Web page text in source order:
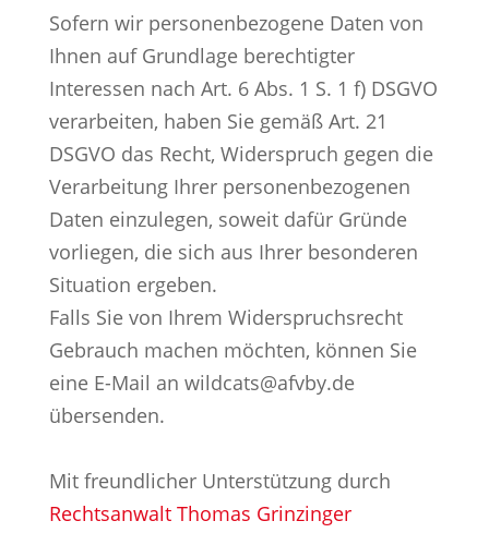
Sofern wir personenbezogene Daten von
Ihnen auf Grundlage berechtigter
Interessen nach Art. 6 Abs. 1 S. 1 f) DSGVO
verarbeiten, haben Sie gemäß Art. 21
DSGVO das Recht, Widerspruch gegen die
Verarbeitung Ihrer personenbezogenen
Daten einzulegen, soweit dafür Gründe
vorliegen, die sich aus Ihrer besonderen
Situation ergeben.
Falls Sie von Ihrem Widerspruchsrecht
Gebrauch machen möchten, können Sie
eine E-Mail an wildcats@afvby.de
übersenden.
Mit freundlicher Unterstützung durch
Rechtsanwalt Thomas Grinzinger